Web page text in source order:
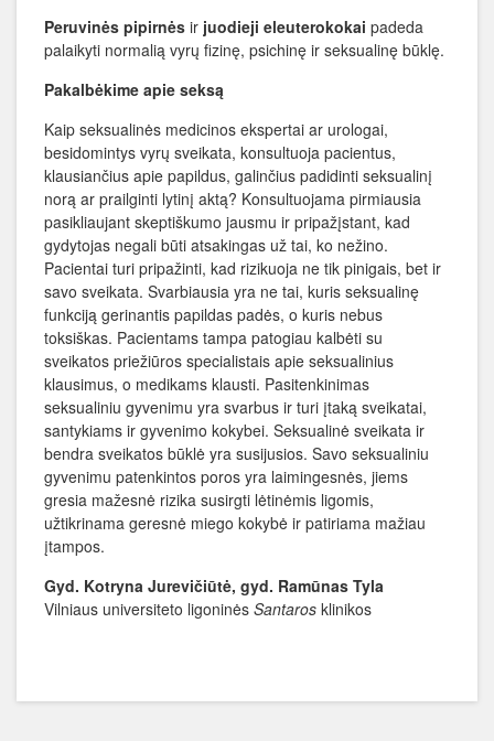
Peruvinės pipirnės ir juodieji eleuterokokai padeda
palaikyti normalią vyrų fizinę, psichinę ir seksualinę būklę.
Pakalbėkime apie seksą
Kaip seksualinės medicinos ekspertai ar urologai,
besidomintys vyrų sveikata, konsultuoja pacientus,
klausiančius apie papildus, galinčius padidinti seksualinį
norą ar prailginti lytinį aktą? Konsultuojama pirmiausia
pasikliaujant skeptiškumo jausmu ir pripažįstant, kad
gydytojas negali būti atsakingas už tai, ko nežino.
Pacientai turi pripažinti, kad rizikuoja ne tik pinigais, bet ir
savo sveikata. Svarbiausia yra ne tai, kuris seksualinę
funkciją gerinantis papildas padės, o kuris nebus
toksiškas. Pacientams tampa patogiau kalbėti su
sveikatos priežiūros specialistais apie seksualinius
klausimus, o medikams klausti. Pasitenkinimas
seksualiniu gyvenimu yra svarbus ir turi įtaką sveikatai,
santykiams ir gyvenimo kokybei. Seksualinė sveikata ir
bendra sveikatos būklė yra susijusios. Savo seksualiniu
gyvenimu patenkintos poros yra laimingesnės, jiems
gresia mažesnė rizika susirgti lėtinėmis ligomis,
užtikrinama geresnė miego kokybė ir patiriama mažiau
įtampos.
Gyd. Kotryna Jurevičiūtė, gyd. Ramūnas Tyla
Vilniaus universiteto ligoninės Santaros klinikos